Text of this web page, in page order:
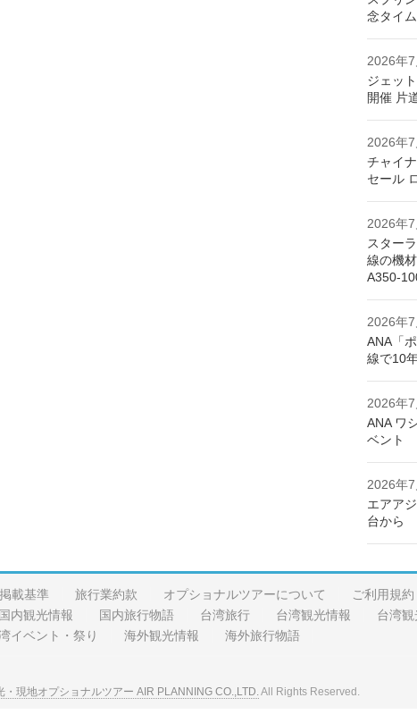
念タイ
2026年7
ジェッ
開催 片
2026年7
チャイ
セール
2026年7
スター
線の機
A350-
2026年7
ANA「
線で10
2026年7
ANA ワ
ベント
2026年7
エアア
台から
載基準 旅行業約款 オプショナルツアーについて ご利用規約
国内観光情報 国内旅行物語 台湾旅行 台湾観光情報
台湾
イベント・祭り 海外観光情報 海外旅行物語
・現地オプショナルツアー AIR PLANNING CO.,LTD.All Rights Reserved.